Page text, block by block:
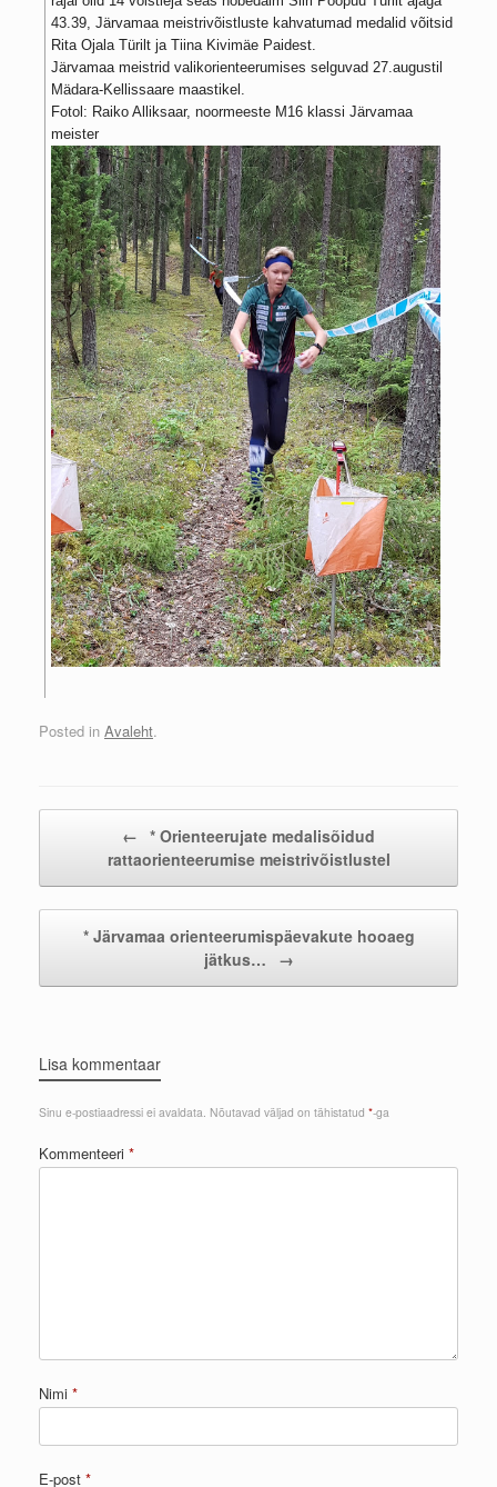
43.39, Järvamaa meistrivõistluste kahvatumad medalid võitsid
Rita Ojala Türilt ja Tiina Kivimäe Paidest.
Järvamaa meistrid valikorienteerumises selguvad 27.augustil
Mädara-Kellissaare maastikel.
Fotol: Raiko Alliksaar, noormeeste M16 klassi Järvamaa
meister
Posted in Avaleht.
← * Orienteerujate medalisõidud
rattaorienteerumise meistrivõistlustel
* Järvamaa orienteerumispäevakute hooaeg
jätkus…
→
Lisa kommentaar
Sinu e-postiaadressi ei avaldata. Nõutavad väljad on tähistatud *-ga
Kommenteeri *
Nimi *
E-post *